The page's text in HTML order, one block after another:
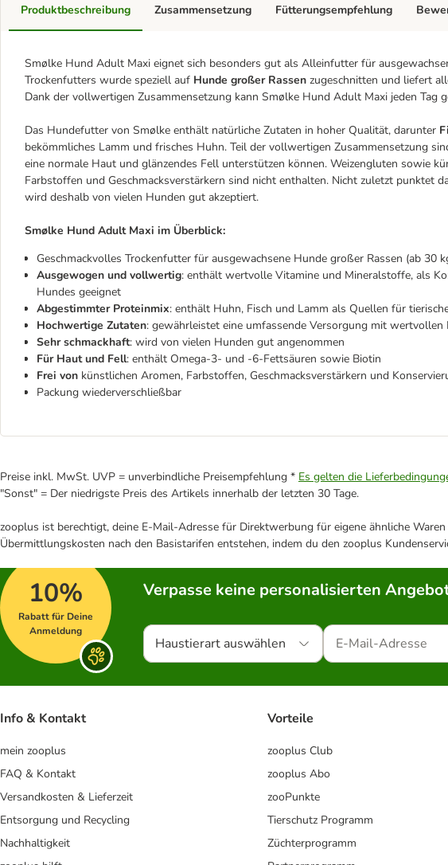
Produktbeschreibung
Smølke Hund Adult Maxi eignet sich besonders gut als Alleinfutter für
Trockenfutters wurde speziell auf Hunde großer Rassen zugeschnitten und liefert
Dank der vollwertigen Zusammensetzung kann Smølke Hund Adult Maxi jeden Tag
Das Hundefutter von Smølke enthält natürliche Zutaten in hoher Qualität, darunter
bekömmliches Lamm und frisches Huhn. Teil der vollwertigen Zusammensetzung
eine normale Haut und glänzendes Fell unterstützen können. Weizengluten sowie
Farbstoffen und Geschmacksverstärkern sind nicht enthalten. Nicht zuletzt punktet
wird deshalb von vielen Hunden gut akzeptiert.
Smølke Hund Adult Maxi im Überblick:
Geschmackvolles Trockenfutter für ausgewachsene Hunde großer Rassen (ab 30
Ausgewogen und vollwertig: enthält wertvolle Vitamine und Mineralstoffe, als
Hundes geeignet
Abgestimmter Proteinmix: enthält Huhn, Fisch und Lamm als Quellen für
Hochwertige Zutaten: gewährleistet eine umfassende Versorgung mit wertvollen
Sehr schmackhaft: wird von vielen Hunden gut angenommen
Für Haut und Fell: enthält Omega-3- und -6-Fettsäuren sowie Biotin
Frei von künstlichen Aromen, Farbstoffen, Geschmacksverstärkern und
Packung wiederverschließbar
Zusammensetzung Fütterungsempfehlung
Preise inkl. MwSt. UVP = unverbindliche Preisempfehlung * Es gelten die
"Sonst" = Der niedrigste Preis des Artikels innerhalb der letzten 30 Tage.
zooplus ist berechtigt, deine E-Mail-Adresse für Direktwerbung für eigene ähnliche
Übermittlungskosten nach den Basistarifen entstehen, indem du den zooplus
10%
Rabatt für Deine
Anmeldung
Verpasse keine personalisierten
Haustierart auswählen
Info & Kontakt
mein zooplus
FAQ & Kontakt
Versandkosten & Lieferzeit
Entsorgung und Recycling
Nachhaltigkeit
Vorteile
zooplus Club
zooplus Abo
zooPunkte
Tierschutz Programm
Züchterprogramm